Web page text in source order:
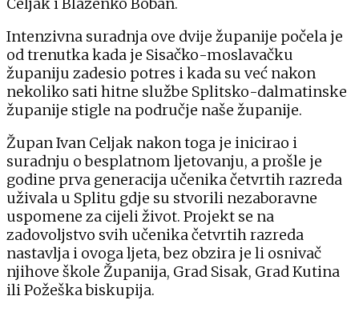
Intenzivna suradnja ove dvije županije počela je
od trenutka kada je Sisačko-moslavačku
županiju zadesio potres i kada su već nakon
nekoliko sati hitne službe Splitsko-dalmatinske
županije stigle na područje naše županije.
Župan Ivan Celjak nakon toga je inicirao i
suradnju o besplatnom ljetovanju, a prošle je
godine prva generacija učenika četvrtih razreda
uživala u Splitu gdje su stvorili nezaboravne
uspomene za cijeli život. Projekt se na
zadovoljstvo svih učenika četvrtih razreda
nastavlja i ovoga ljeta, bez obzira je li osnivač
njihove škole Županija, Grad Sisak, Grad Kutina
ili Požeška biskupija.